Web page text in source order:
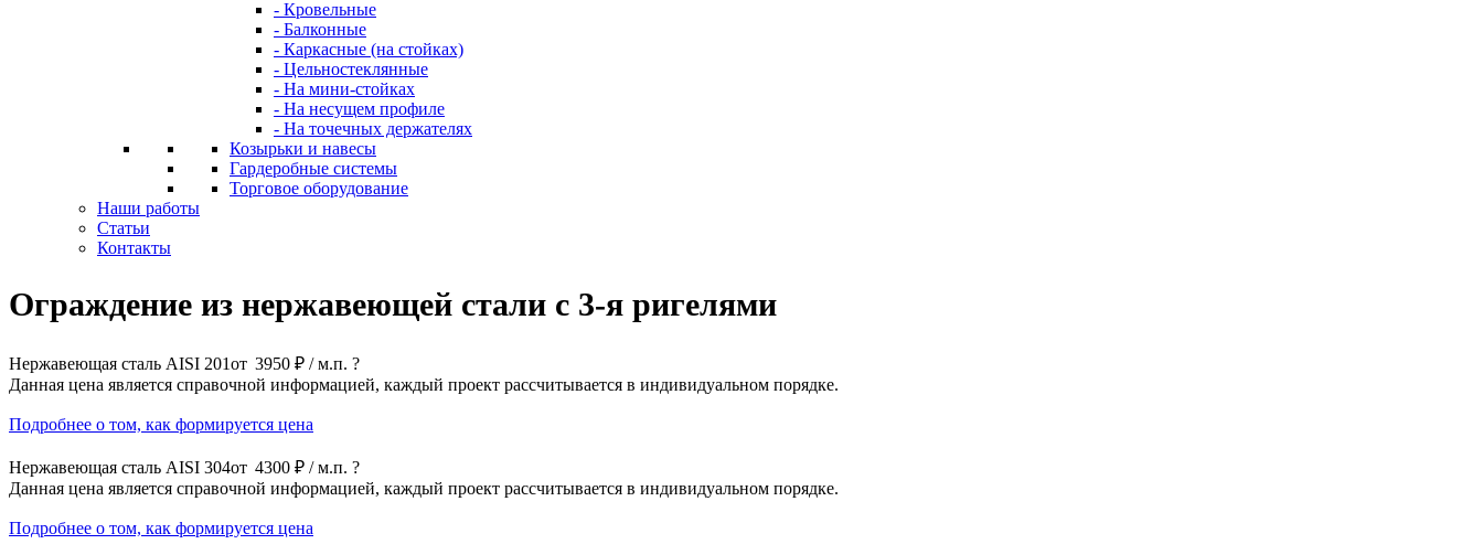
- Кровельные
- Балконные
- Каркасные (на стойках)
- Цельностеклянные
- На мини-стойках
- На несущем профиле
- На точечных держателях
Козырьки и навесы
Гардеробные системы
Торговое оборудование
Наши работы
Статьи
Контакты
Ограждение из нержавеющей стали с 3-я ригелями
Нержавеющая сталь AISI 201от 3950 ₽ / м.п. ?
Данная цена является справочной информацией, каждый проект рассчитывается в индивидуальном порядке.
Подробнее о том, как формируется цена
Нержавеющая сталь AISI 304от 4300 ₽ / м.п. ?
Данная цена является справочной информацией, каждый проект рассчитывается в индивидуальном порядке.
Подробнее о том, как формируется цена